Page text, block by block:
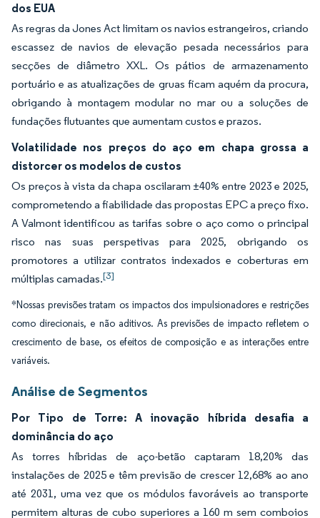
dos EUA
As regras da Jones Act limitam os navios estrangeiros, criando
escassez de navios de elevação pesada necessários para
secções de diâmetro XXL. Os pátios de armazenamento
portuário e as atualizações de gruas ficam aquém da procura,
obrigando à montagem modular no mar ou a soluções de
fundações flutuantes que aumentam custos e prazos.
Volatilidade nos preços do aço em chapa grossa a
distorcer os modelos de custos
Os preços à vista da chapa oscilaram ±40% entre 2023 e 2025,
comprometendo a fiabilidade das propostas EPC a preço fixo.
A Valmont identificou as tarifas sobre o aço como o principal
risco nas suas perspetivas para 2025, obrigando os
promotores a utilizar contratos indexados e coberturas em
múltiplas camadas.[3]
*Nossas previsões tratam os impactos dos impulsionadores e restrições
como direcionais, e não aditivos. As previsões de impacto refletem o
crescimento de base, os efeitos de composição e as interações entre
variáveis.
Análise de Segmentos
Por Tipo de Torre: A inovação híbrida desafia a
dominância do aço
As torres híbridas de aço-betão captaram 18,20% das
instalações de 2025 e têm previsão de crescer 12,68% ao ano
até 2031, uma vez que os módulos favoráveis ao transporte
permitem alturas de cubo superiores a 160 m sem comboios